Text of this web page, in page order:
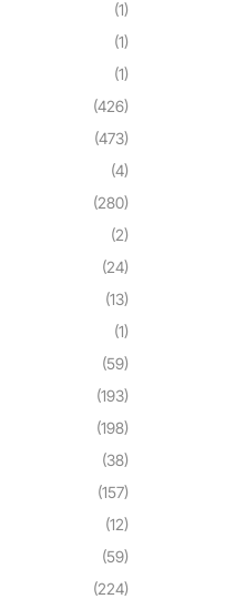
(1)
(1)
(1)
(426)
(473)
(4)
(280)
(2)
(24)
(13)
(1)
(59)
(193)
(198)
(38)
(157)
(12)
(59)
(224)